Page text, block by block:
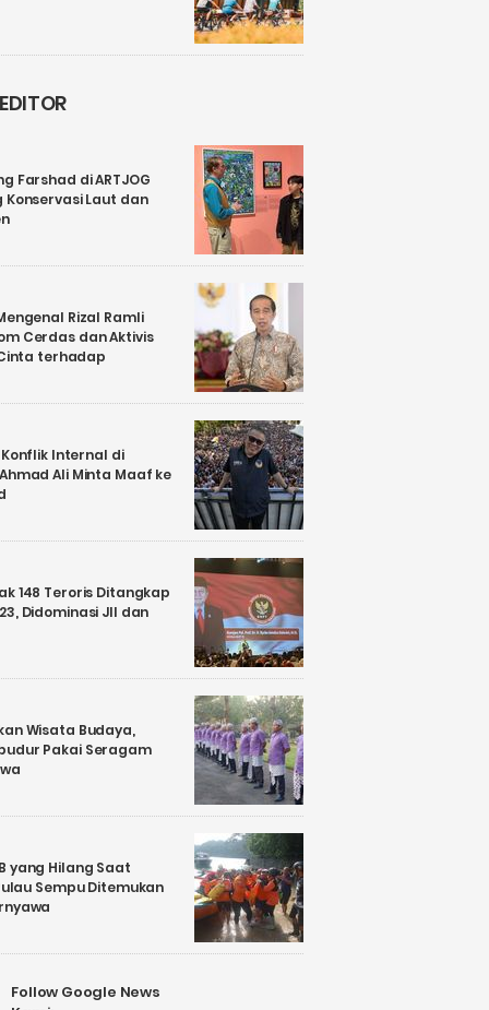
Farshad di ARTJOG
Konservasi Laut dan
Rizal Ramli
Cerdas dan Aktivis
terhadap
Internal di
Ali Minta Maaf ke
148 Teroris Ditangkap
Didominasi JII dan
Wisata Budaya,
Pakai Seragam
yang Hilang Saat
Sempu Ditemukan
Follow Google News